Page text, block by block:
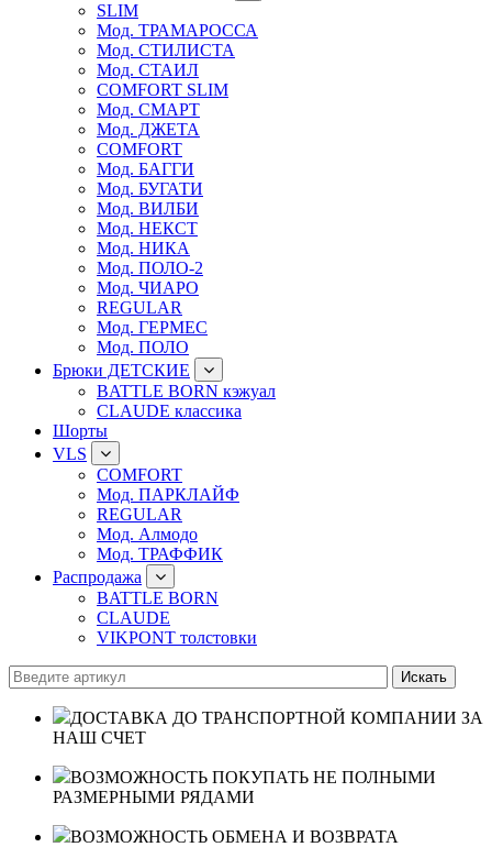
SLIM
Мод. ТРАМАРОССА
Мод. СТИЛИСТА
Мод. СТАИЛ
COMFORT SLIM
Мод. СМАРТ
Мод. ДЖЕТА
COMFORT
Мод. БАГГИ
Мод. БУГАТИ
Мод. ВИЛБИ
Мод. НЕКСТ
Мод. НИКА
Мод. ПОЛО-2
Мод. ЧИАРО
REGULAR
Мод. ГЕРМЕС
Мод. ПОЛО
Брюки ДЕТСКИЕ
BATTLE BORN кэжуал
CLAUDE классика
Шорты
VLS
COMFORT
Мод. ПАРКЛАЙФ
REGULAR
Мод. Алмодо
Мод. ТРАФФИК
Распродажа
BATTLE BORN
CLAUDE
VIKPONT толстовки
ДОСТАВКА ДО ТРАНСПОРТНОЙ КОМПАНИИ ЗА
НАШ СЧЕТ
ВОЗМОЖНОСТЬ ПОКУПАТЬ НЕ ПОЛНЫМИ
РАЗМЕРНЫМИ РЯДАМИ
ВОЗМОЖНОСТЬ ОБМЕНА И ВОЗВРАТА